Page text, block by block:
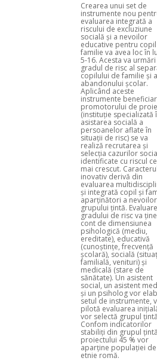
Crearea unui set de
instrumente nou
evaluarea integrată a
riscului de excluziune
socială și a nevoilor
educative pentru
familie va avea loc în
5-16. Acesta va urmări
gradul de risc al
copilului de familie și
abandonului școlar.
Aplicând aceste
instrumente
promotorului de
(instituție specializată
asistarea socială a
persoanelor aflate în
situații de risc) se va
realiză recrutarea și
selecția cazurilor
identificate cu riscul
mai crescut.
inovativ derivă din
evaluarea
și integrată copil și
aparținători a nevoilor
grupului țintă.
gradului de risc va ține
cont de dimensiunea
psihologică (mediu,
ereditate), educativă
(cunoștințe, frecvență
școlară), socială
familială, venituri) și
medicală (stare de
sănătate). Un asistent
social, un asistent
și un psiholog vor
setul de instrumente,
pilotă evaluarea
vor selectă grupul
Confom indicatorilor
stabiliți din grupul
proiectului 45 % vor
aparține populației de
etnie romă.